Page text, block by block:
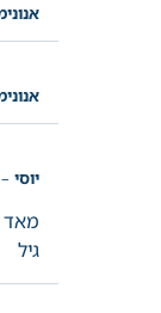
יוסי –
מאד
גיל